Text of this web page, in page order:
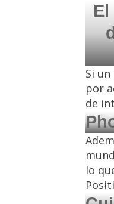
El
Si
por
de
lo